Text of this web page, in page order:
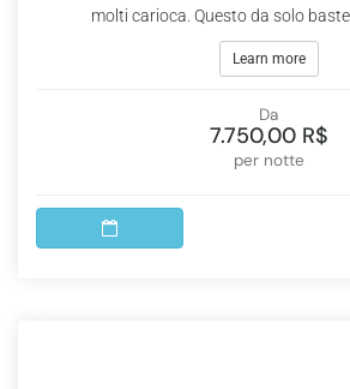
molti carioca. Questo da solo
Learn more
Da
7.750,00 R$
per notte